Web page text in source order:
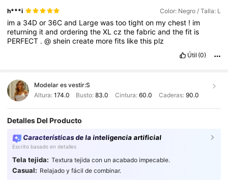
h***i Color: Negro / Talla: L
ima 34Dor 36Cand Largewastootighton mychest ! im
returning itandorderingtheXLczthefabricandthefit is
PERFECT .@sheincreate morefits likethis plz
Útil (0)
Modelar es vestir:S
Altura: 174.0 Busto:83.0 Cintura: 60.0 Caderas: 90.0
Detalles Del Producto
Características de la inteligencia artificial
Escrito basado en detalles
Tela tejida: Textura tejida con un acabado impecable.
Casual: Relajado y fácil de combinar.
4.93 1.1M Seguidores